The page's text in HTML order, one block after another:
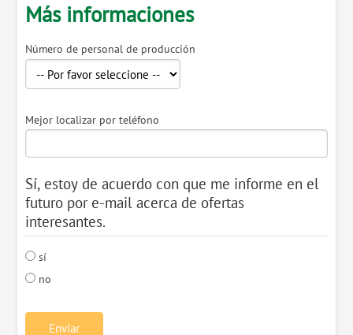
Más informaciones
Número de personal de producción
Mejor localizar por teléfono
Sí, estoy de acuerdo con que me informe en el
futuro por e-mail acerca de ofertas
interesantes.
sí
no